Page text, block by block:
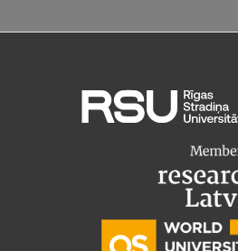
EURAXESS RSU contact point
Foreign delegation requests
EATRIS Coordinator in Latvia